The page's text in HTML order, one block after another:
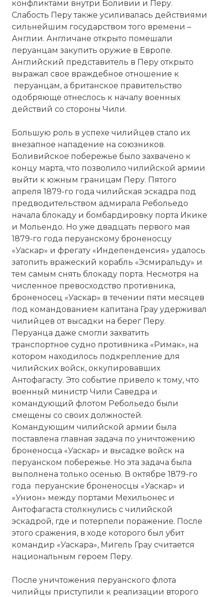
конфликтами внутри Боливии и Перу.
Слабость Перу также усиливалась действиями
сильнейшим государством того времени –
Англии. Англичане открыто помешали
перуанцам закупить оружие в Европе.
Английский представитель в Перу открыто
выражал свое враждебное отношение к
перуанцам, а британское правительство
одобряюще отнеслось к началу военных
действий со стороны Чили.
Большую роль в успехе чилийцев стало их
внезапное нападение на союзников.
Боливийское побережье было захвачено к
концу марта, что позволило чилийской армии
выйти к южным границам Перу. Пятого
апреля 1879-го года чилийская эскадра под
предводительством адмирала Ребольедо
начала блокаду и бомбардировку порта Икике
и Мольендо. Но уже двадцать первого мая
1879-го года перуанскому броненосцу
«Уаскар» и фрегату «Индепенденсия» удалось
затопить вражеский корабль «Эсмиральду» и
тем самым снять блокаду порта. Несмотря на
численное превосходство противника,
броненосец «Уаскар» в течении пяти месяцев
под командованием капитана Грау удерживал
чилийцев от высадки на берег Перу.
Перуанца даже смогли захватить
транспортное судно противника «Римак», на
котором находилось подкрепление для
чилийских войск, оккупировавших
Антофагасту. Это событие привело к тому, что
военный министр Чили Саведра и
командующий флотом Ребольедо были
смещены со своих должностей.
Командующим чилийской армии была
поставлена главная задача по уничтожению
броненосца «Уаскар» и высадке войск на
перуанском побережье. Но эта задача была
выполнена только осенью. В октябре 1879-го
года перуанские броненосцы «Уаскар» и
«Унион» между портами Мехильонес и
Антофагаста столкнулись с чилийской
эскадрой, где и потерпели поражение. После
этого сражения, в ходе которого был убит
командир «Уаскара», Мигель Грау считается
национальным героем Перу.
После уничтожения перуанского флота
чилийцы приступили к реализации второго